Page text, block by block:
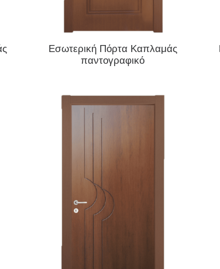
ΔΙΑΒΆΣΤΕ ΠΕΡΙΣΣΌΤΕΡΑ
Εσωτερική Πόρτα Καπλαμάς
παντογραφικό